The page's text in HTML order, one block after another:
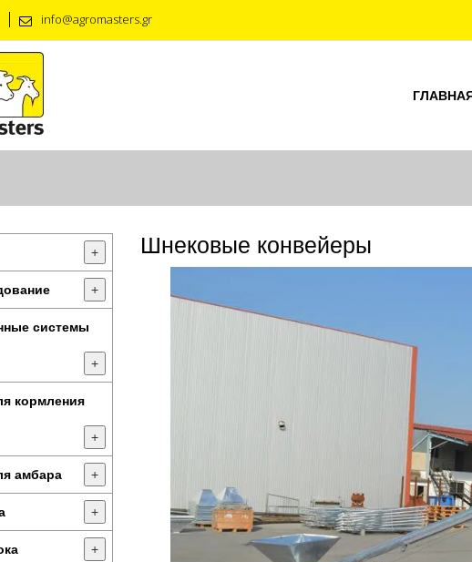
info@agromasters.gr
+
+
системы
+
кормления
+
амбара +
+
+
Шнековые конвейеры